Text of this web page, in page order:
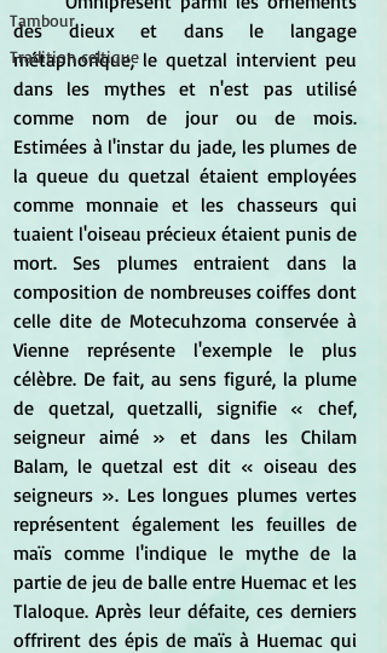
Tambour
Tradition celtique
des dieux et dans le langage
métaphorique, le quetzal intervient peu
dans les mythes et n'est pas utilisé
comme nom de jour ou de mois.
Estimées à l'instar du jade, les plumes de
la queue du quetzal étaient employées
comme monnaie et les chasseurs qui
tuaient l'oiseau précieux étaient punis de
mort. Ses plumes entraient dans la
composition de nombreuses coiffes dont
celle dite de Motecuhzoma conservée à
Vienne représente l'exemple le plus
célèbre. De fait, au sens figuré, la plume
de quetzal, quetzalli, signifie « chef,
seigneur aimé » et dans les Chilam
Balam, le quetzal est dit « oiseau des
seigneurs ». Les longues plumes vertes
représentent également les feuilles de
maïs comme l'indique le mythe de la
partie de jeu de balle entre Huemac et les
Tlaloque. Après leur défaite, ces derniers
offrirent des épis de maïs à Huemac qui